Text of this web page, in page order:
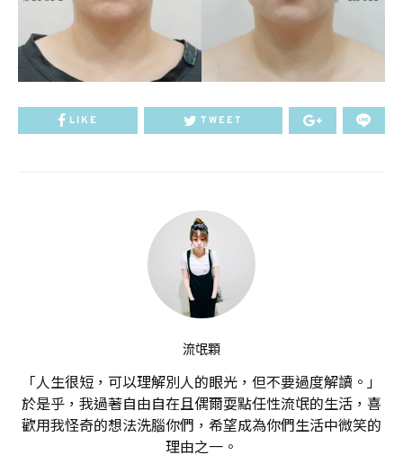
LIKE TWEET
流氓顆
「人生很短，可以理解別人的眼光，但不要過度解讀。」
於是乎，我過著自由自在且偶爾耍點任性流氓的生活，喜
歡用我怪奇的想法洗腦你們，希望成為你們生活中微笑的
理由之一。